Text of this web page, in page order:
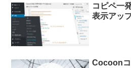
コピペ一
表示アッ
Cocoon